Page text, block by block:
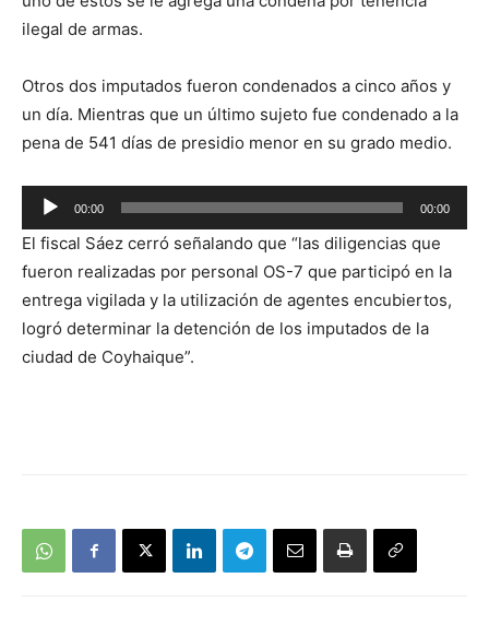
ilegal de armas.
Otros dos imputados fueron condenados a cinco años y
un día. Mientras que un último sujeto fue condenado a la
pena de 541 días de presidio menor en su grado medio.
Reproductor
de
audio
00:00 00:00
El fiscal Sáez cerró señalando que “las diligencias que
fueron realizadas por personal OS-7 que participó en la
entrega vigilada y la utilización de agentes encubiertos,
logró determinar la detención de los imputados de la
ciudad de Coyhaique”.